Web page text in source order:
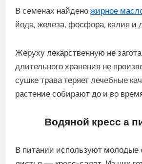
В семенах найденожирное
йода, железа, фосфора, калия и
Жеруху лекарственную не
длительного хранения не
сушке трава теряет лечебные
растение собирают до и во
Водяной кресс а
В питании используют молодые